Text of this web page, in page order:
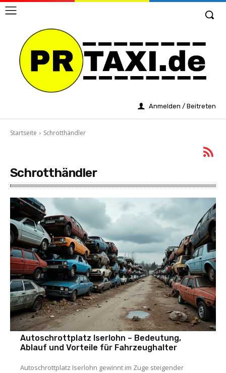
Anmelden / Beitreten
Startseite Schrotthändler
Schrotthändler
Autoschrottplatz Iserlohn – Bedeutung,
Ablauf und Vorteile für Fahrzeughalter
Autoschrottplatz Iserlohn gewinnt im Zuge steigender